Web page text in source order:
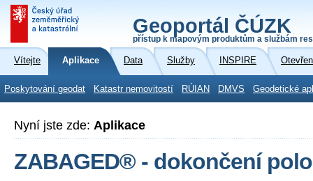
Geoportál ČÚZK
přístup k mapovým produktům a službám
Vítejte Aplikace Data Služby INSPIRE
Poskytování geodat Katastr nemovitostí RÚIAN DMVS Geodetické
Nyní jste zde: Aplikace
ZABAGED® - dokončení